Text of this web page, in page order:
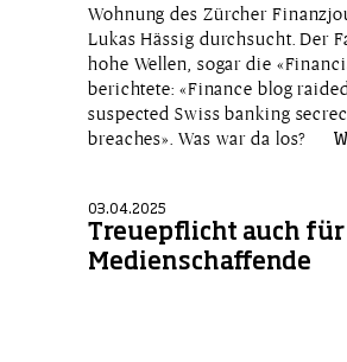
Wohnung des Zürcher
Lukas Hässig durchsucht. Der
hohe Wellen, sogar die
berichtete: «Finance blog
suspected Swiss banking
breaches». Was war da los?
03.04.2025
Treuepflicht auch für
Medienschaffende